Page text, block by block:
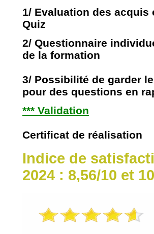
1/ Evaluation des
Quiz
2/ Questionnaire
de la formation
3/ Possibilité de garder
pour des questions en
*** Validation
Certificat de réalisation
Indice de
2024 : 8,56/10 et